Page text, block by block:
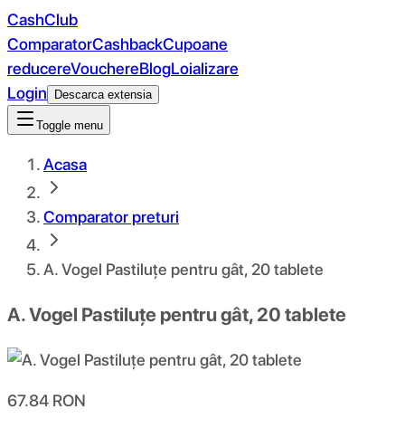
CashClub
ComparatorCashbackCupoane
reducereVouchereBlogLoializare
Login
Descarca extensia
Toggle menu
Acasa
Comparator preturi
A. Vogel Pastiluțe pentru gât, 20 tablete
A. Vogel Pastiluțe pentru gât, 20 tablete
67.84 RON